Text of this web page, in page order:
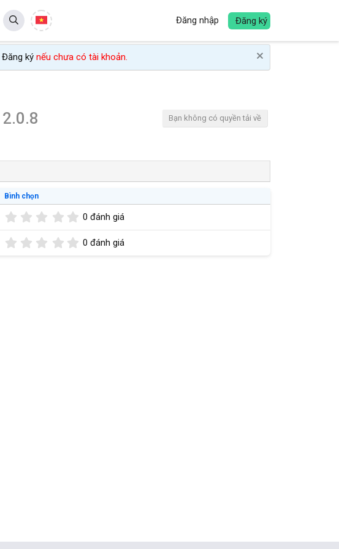
Đăng nhập Đăng ký
Đăng kýnếu chưa có tài khoản.
2.0.8 Bạn không có quyền tải về
Bình chọn
0
,
0
0
0 đánh giá
0
0 đánh giá